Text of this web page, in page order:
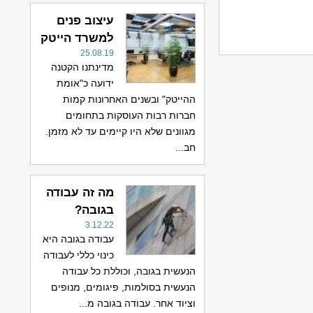
עיצוב פנים
למשרד הייטק
25.08.19
מדינתנו הקטנה
ידועה כ"אומת
ההייטק" ובשנים האחרונות קמות
חברות רבות העוסקות בתחומים
מגוונים שלא היו קיימים עד לא מזמן.
חב...
מה זה עבודה
בגובה?
3.12.22
עבודה בגובה היא
כינוי כללי לעבודה
הנעשית בגובה, וכוללת כל עבודה
הנעשית בסולמות, פיגומים, מנופים
וציוד אחר. עבודה בגובה מ...